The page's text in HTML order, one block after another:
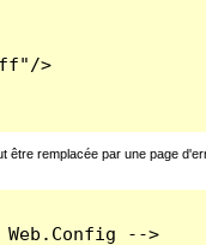
>
être remplacée par une page
-->